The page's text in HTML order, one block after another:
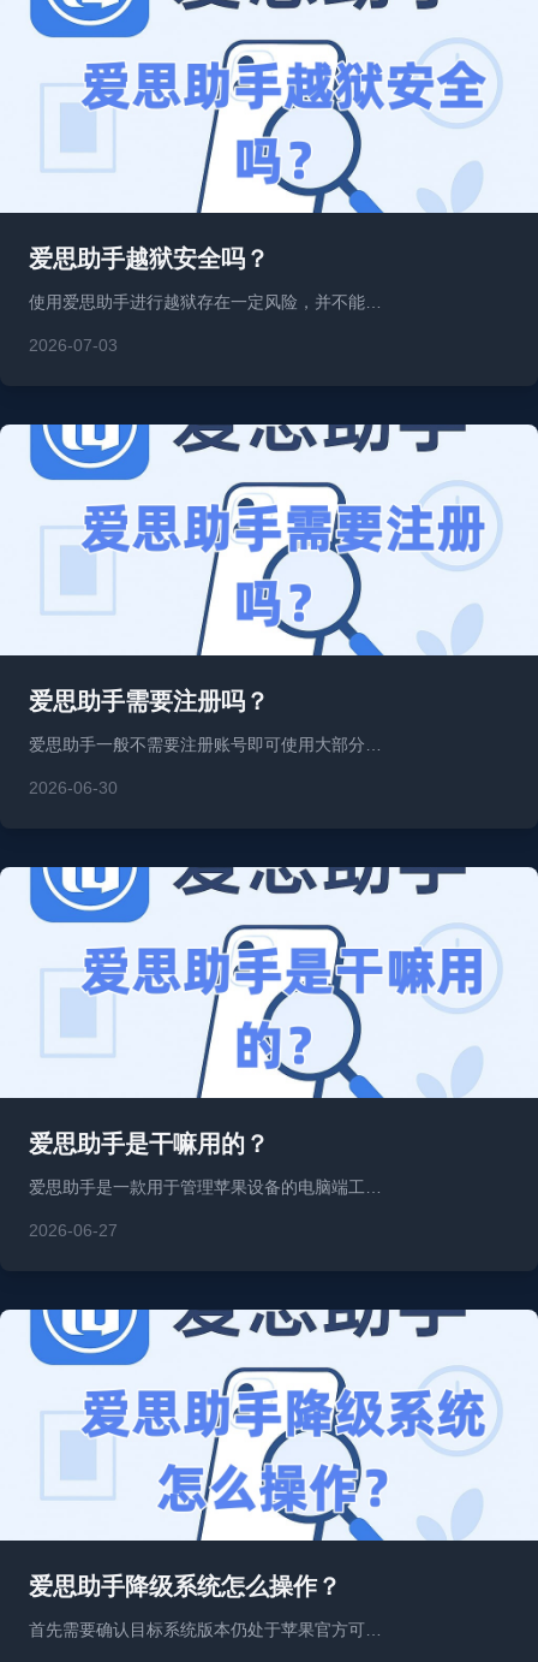
爱思助手越狱安全吗？
使用爱思助手进行越狱存在一定风险，并不能…
2026-07-03
爱思助手需要注册吗？
爱思助手一般不需要注册账号即可使用大部分…
2026-06-30
爱思助手是干嘛用的？
爱思助手是一款用于管理苹果设备的电脑端工…
2026-06-27
爱思助手降级系统怎么操作？
首先需要确认目标系统版本仍处于苹果官方可…